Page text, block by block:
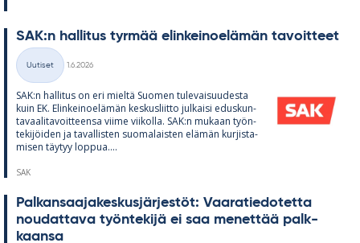
SAK:n hal­li­tus tyr­mää elin­kei­noe­lä­män ta­voit­teet
Kategoriat
Uutiset
1.6.2026
SAK:n hal­li­tus on eri mieltä Suo­men tu­le­vai­suu­desta
kuin EK. Elin­kei­noe­lä­män kes­kus­liitto jul­kaisi edus­kun­
ta­vaa­li­ta­voit­teensa viime vii­kolla. SAK:n mu­kaan työn­
te­ki­jöi­den ja ta­val­lis­ten suo­ma­lais­ten elä­män kur­jis­ta­
mi­sen täy­tyy lop­pua....
SAK
Pal­kan­saa­ja­kes­kus­jär­jes­töt: Vaa­ra­tie­do­tetta
nou­dat­tava työn­te­kijä ei saa me­net­tää palk­
kaansa